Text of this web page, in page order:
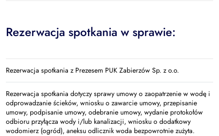
Rezerwacja spotkania w sprawie:
Rezerwacja spotkania z Prezesem PUK Zabierzów Sp. z o.o.
Rezerwacja spotkania dotyczy sprawy umowy o zaopatrzenie w wodę i
odprowadzanie ścieków, wniosku o zawarcie umowy, przepisanie
umowy, podpisanie umowy, odebranie umowy, wydanie protokołów
odbioru przyłącza wody i/lub kanalizacji, wniosku o dodatkowy
wodomierz (ogród), aneksu odlicznik woda bezpowrotnie zużyta.